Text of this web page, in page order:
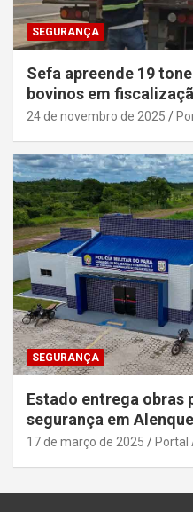
SEGURANÇA
Sefa apreende 19
bovinos em
24 de novembro de 2025
SEGURANÇA
Estado entrega obras
segurança em
17 de março de 2025 Portal